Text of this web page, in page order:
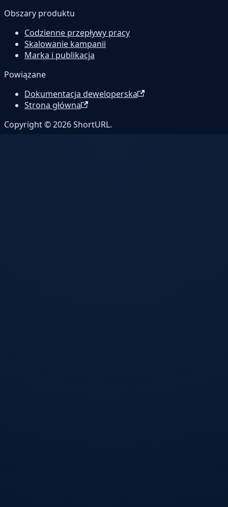
Obszary produktu
Codzienne przepływy pracy
Skalowanie kampanii
Marka i publikacja
Powiązane
Dokumentacja deweloperska
Strona główna
Copyright © 2026 ShortURL.